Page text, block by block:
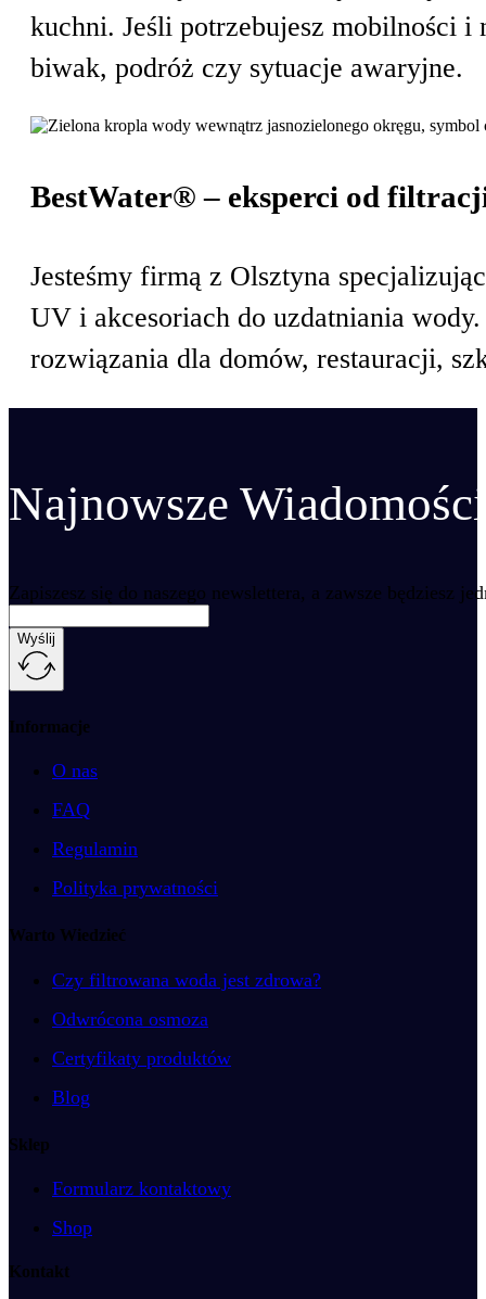
Filtry energetyzujace
kuchni. Jeśli potrzebujesz mobilności
biwak, podróż czy sytuacje awaryjne.
BestWater® – eksperci od
Jesteśmy firmą z Olsztyna
UV i akcesoriach do uzdatniania
rozwiązania dla domów, restauracji,
Najnowsze
Zapiszesz się do naszego newslettera, a zawsze będziesz
Wyślij
Informacje
O nas
FAQ
Regulamin
Polityka prywatności
Warto Wiedzieć
Czy filtrowana woda jest zdrowa?
Odwrócona osmoza
Certyfikaty produktów
Blog
Sklep
Formularz kontaktowy
Shop
Kontakt